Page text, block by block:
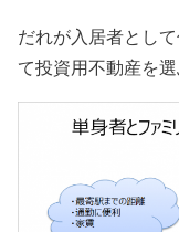
だれが入居者とし
て投資用不動産を